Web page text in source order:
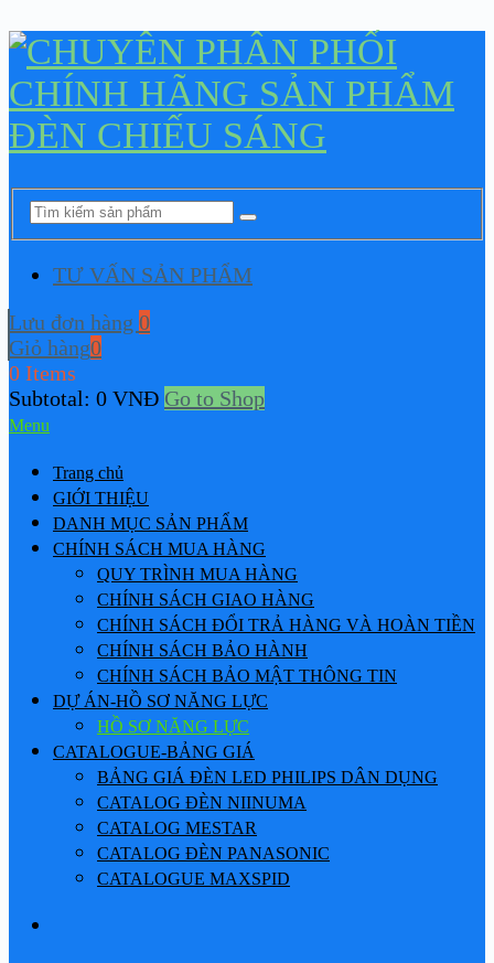
TƯ VẤN SẢN PHẨM
Lưu đơn hàng 0
Giỏ hàng0
0 Items
Subtotal: 0 VNĐ Go to Shop
Menu
Trang chủ
GIỚI THIỆU
DANH MỤC SẢN PHẨM
CHÍNH SÁCH MUA HÀNG
QUY TRÌNH MUA HÀNG
CHÍNH SÁCH GIAO HÀNG
CHÍNH SÁCH ĐỔI TRẢ HÀNG VÀ HOÀN TIỀN
CHÍNH SÁCH BẢO HÀNH
CHÍNH SÁCH BẢO MẬT THÔNG TIN
DỰ ÁN-HỒ SƠ NĂNG LỰC
HỒ SƠ NĂNG LỰC
CATALOGUE-BẢNG GIÁ
BẢNG GIÁ ĐÈN LED PHILIPS DÂN DỤNG
CATALOG ĐÈN NIINUMA
CATALOG MESTAR
CATALOG ĐÈN PANASONIC
CATALOGUE MAXSPID